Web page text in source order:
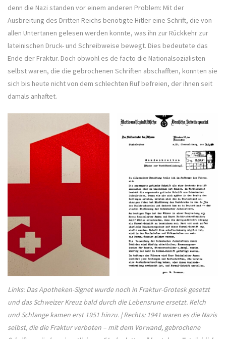
denn die Nazi standen vor einem anderen Problem: Mit der
Ausbreitung des Dritten Reichs benötigte Hitler eine Schrift, die von
allen Untertanen gelesen werden konnte, was ihn zur Rückkehr zur
lateinischen Druck- und Schreibweise bewegt. Dies bedeutete das
Ende der Fraktur. Doch obwohl es de facto die Nationalsozialisten
selbst waren, die die gebrochenen Schriften abschafften, konnten sie
sich bis heute nicht von dem schlechten Ruf befreien, der ihnen seit
damals anhaftet.
Links: Das Apotheken-Signet wurde noch in Fraktur-Grotesk gesetzt
und das Schweizer Kreuz bald durch die Lebensrune ersetzt. Kelch
und Schlange kamen erst 1951 hinzu. | Rechts: 1941 waren es die Nazis
selbst, die die Fraktur verboten – mit dem Vorwand, gebrochene